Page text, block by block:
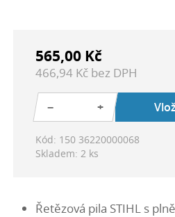
565,00 Kč
466,94 Kč bez DPH
− +
Kód: 150 36220000068
Skladem: 2 ks
Řetězová pila STIHL s